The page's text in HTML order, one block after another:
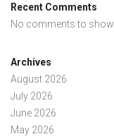
Recent Comments
No comments to show.
Archives
August 2026
July 2026
June 2026
May 2026